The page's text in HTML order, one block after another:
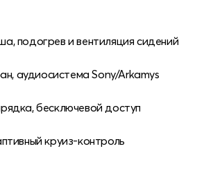
подогрев и вентиляция сидений
аудиосистема Sony/Arkamys
бесключевой доступ
круиз-контроль